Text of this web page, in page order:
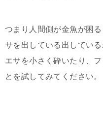
つまり人間側が金魚が困
サを出している出してい
エサを小さく砕いたり、
とを試してみてください。